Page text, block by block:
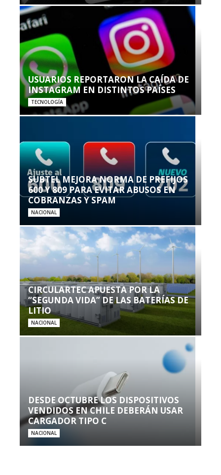
USUARIOS REPORTARON LA CAÍDA DE
INSTAGRAM EN DISTINTOS PAÍSES
TECNOLOGÍA
SUBTEL MEJORA NORMA DE PREFIJOS
600 Y 809 PARA EVITAR ABUSOS EN
COBRANZAS Y SPAM
NACIONAL
CIRCULARTEC APUESTA POR LA
“SEGUNDA VIDA” DE LAS BATERÍAS DE
LITIO
NACIONAL
DESDE OCTUBRE LOS DISPOSITIVOS
VENDIDOS EN CHILE DEBERÁN USAR
CARGADOR TIPO C
NACIONAL